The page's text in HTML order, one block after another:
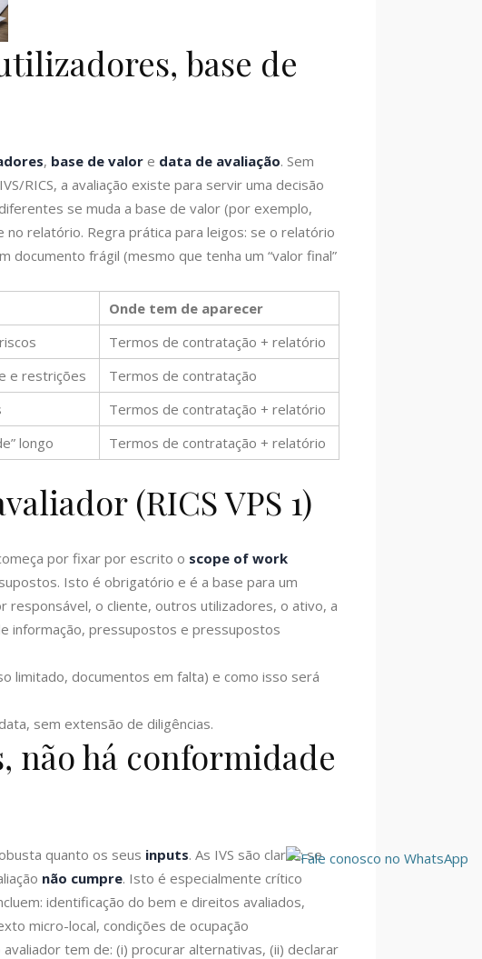
base de
, base de valor e data de avaliação. Sem
RICS, a avaliação existe para servir uma decisão
se muda a base de valor (por exemplo,
relatório. Regra prática para leigos: se o relatório
documento frágil (mesmo que tenha um “valor final”
Onde tem de aparecer
Termos de contratação + relatório
e restrições
Termos de contratação
Termos de contratação + relatório
longo Termos de contratação + relatório
(RICS VPS 1)
por fixar por escrito o scope of work
Isto é obrigatório e é a base para um
responsável, o cliente, outros utilizadores, o ativo, a
informação, pressupostos e pressupostos
limitado, documentos em falta) e como isso será
sem extensão de diligências.
não há conformidade
quanto os seus inputs. As IVS são claras: se
não cumpre. Isto é especialmente crítico
identificação do bem e direitos avaliados,
micro-local, condições de ocupação
tem de: (i) procurar alternativas, (ii) declarar